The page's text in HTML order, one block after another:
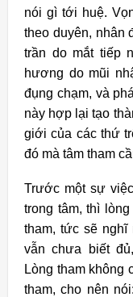
nói gì tới huệ.
theo duyên, nhân
trần do mắt tiếp
hương do mũi
đụng chạm, và
này hợp lại tạo
giới của các thứ
đó mà tâm tham
Trước một sự
trong tâm, thì
tham, tức sẽ nghĩ
vẫn chưa biết
Lòng tham không
tham, cho nên